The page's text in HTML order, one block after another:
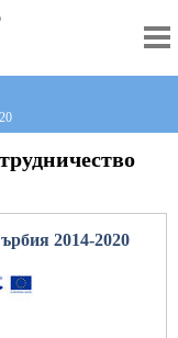
2014-2020